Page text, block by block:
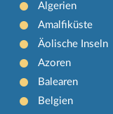
Algerien
Amalfiküste
Äolische Inseln
Azoren
Balearen
Belgien